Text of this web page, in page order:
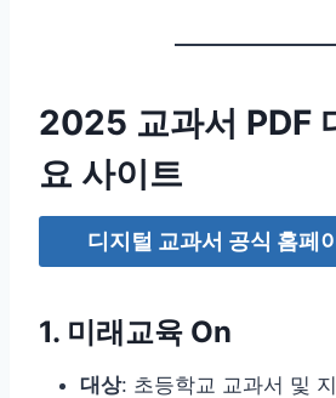
2025 교과서 PDF
요 사이트
디지털 교과서 공식 홈페
1. 미래교육 On
대상: 초등학교 교과서 및